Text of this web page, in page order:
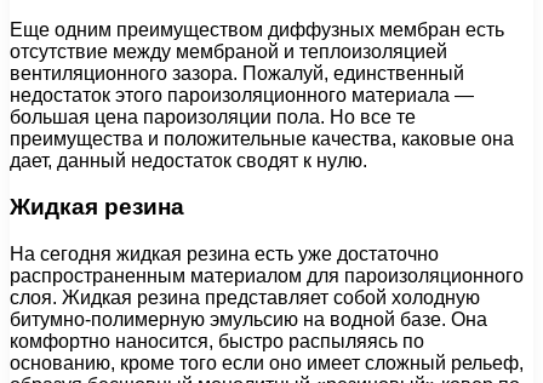
Еще одним преимуществом диффузных мембран есть
отсутствие между мембраной и теплоизоляцией
вентиляционного зазора. Пожалуй, единственный
недостаток этого пароизоляционного материала —
большая цена пароизоляции пола. Но все те
преимущества и положительные качества, каковые она
дает, данный недостаток сводят к нулю.
Жидкая резина
На сегодня жидкая резина есть уже достаточно
распространенным материалом для пароизоляционного
слоя. Жидкая резина представляет собой холодную
битумно-полимерную эмульсию на водной базе. Она
комфортно наносится, быстро распыляясь по
основанию, кроме того если оно имеет сложный рельеф,